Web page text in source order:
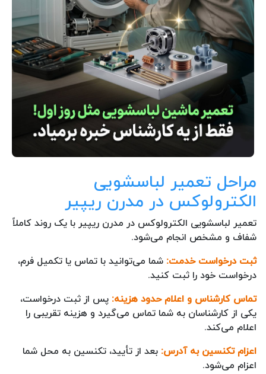
مراحل تعمیر لباسشویی
الکترولوکس در مدرن ریپیر
تعمیر لباسشویی الکترولوکس در مدرن ریپیر با یک روند کاملاً
شفاف و مشخص انجام می‌شود.
ثبت درخواست خدمت: شما می‌توانید با تماس یا تکمیل فرم،
درخواست خود را ثبت کنید.
تماس کارشناس و اعلام حدود هزینه: پس از ثبت درخواست،
یکی از کارشناسان به شما تماس می‌گیرد و هزینه تقریبی را
اعلام می‌کند.
اعزام تکنسین به آدرس: بعد از تأیید، تکنسین به محل شما
اعزام می‌شود.